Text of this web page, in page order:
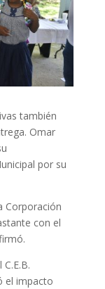
también
Omar
por su
Corporación
con el
el impacto